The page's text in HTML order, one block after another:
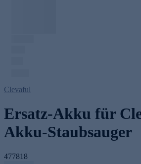
Clevaful
Ersatz-Akku für
Akku-Staubsauger
477818